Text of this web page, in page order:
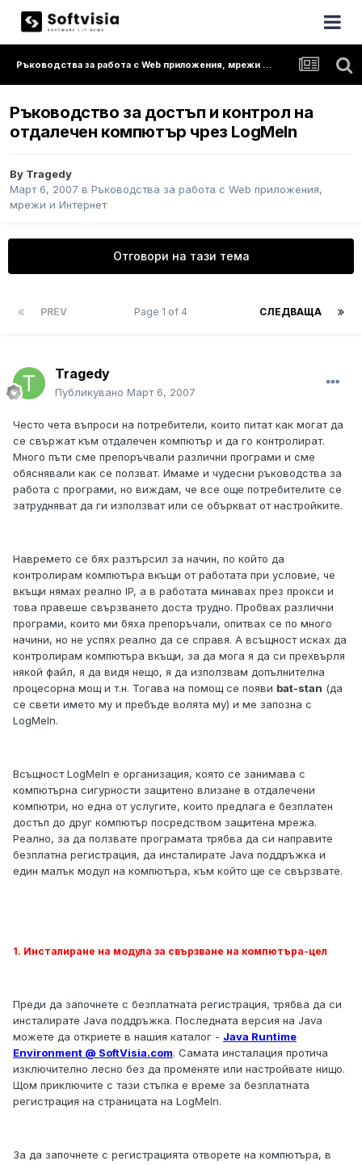
Ръководства за работа с Web приложения, мрежи и Интернет
Ръководство за достъп и контрол на
отдалечен компютър чрез LogMeIn
By Tragedy
Март 6, 2007 в Ръководства за работа с Web приложения,
мрежи и Интернет
Отговори на тази тема
PREV СЛЕДВАЩА
Page 1 of 4
Tragedy
Публикувано Март 6, 2007
Често чета въпроси на потребители, които питат как могат да
се свържат към отдалечен компютър и да го контролират.
Много пъти сме препоръчвали различни програми и сме
обяснявали как се ползват. Имаме и чудесни ръководства за
работа с програми, но виждам, че все още потребителите се
затрудняват да ги използват или се объркват от настройките.
Навремето се бях разтърсил за начин, по който да
контролирам компютъра вкъщи от работата при условие, че
вкъщи нямах реално IP, а в работата минавах през прокси и
това правеше свързването доста трудно. Пробвах различни
програми, които ми бяха препоръчали, опитвах се по много
начини, но не успях реално да се справя. А всъщност исках да
контролирам компютъра вкъщи, за да мога я да си прехвърля
някой файл, я да видя нещо, я да използвам допълнителна
процесорна мощ и т.н. Тогава на помощ се появи bat-stan (да
се свети името му и пребъде волята му) и ме запозна с
LogMeIn.
Всъщност LogMeIn е организация, която се занимава с
компютърна сигурности защитено влизане в отдалечени
компютри, но една от услугите, които предлага е безплатен
достъп до друг компютър посредством защитена мрежа.
Реално, за да ползвате програмата трябва да си направите
безплатна регистрация, да инсталирате Java поддръжка и
един малък модул на компютъра, към който ще се свързвате.
1. Инсталиране на модула за свързване на компютъра-цел
Преди да започнете с безплатната регистрация, трябва да си
инсталирате Java поддръжка. Последната версия на Java
можете да откриете в нашия каталог - Java Runtime
Environment @ SoftVisia.com. Самата инсталация протича
изключително лесно без да променяте или настройвате нищо.
Щом приключите с тази стъпка е време за безплатната
регистрация на страницата на LogMeIn.
За да започнете с регистрацията отворете на компютъра, в